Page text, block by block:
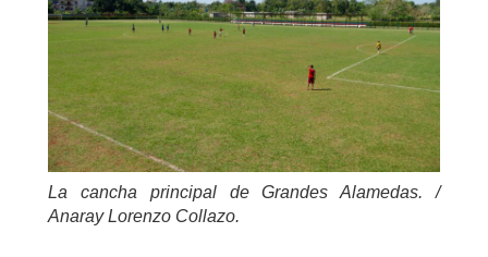
La cancha principal de Grandes Alamedas. /
Anaray Lorenzo Collazo.